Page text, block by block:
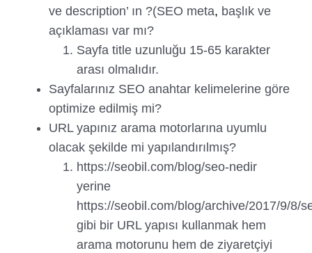
ve description’ ın ?(SEO meta, başlık ve
açıklaması var mı?
Sayfa title uzunluğu 15-65 karakter
arası olmalıdır.
Sayfalarınız SEO anahtar kelimelerine göre
optimize edilmiş mi?
URL yapınız arama motorlarına uyumlu
olacak şekilde mi yapılandırılmış?
https://seobil.com/blog/seo-nedir
yerine
https://seobil.com/blog/archive/2017/9/8/
gibi bir URL yapısı kullanmak hem
arama motorunu hem de ziyaretçiyi